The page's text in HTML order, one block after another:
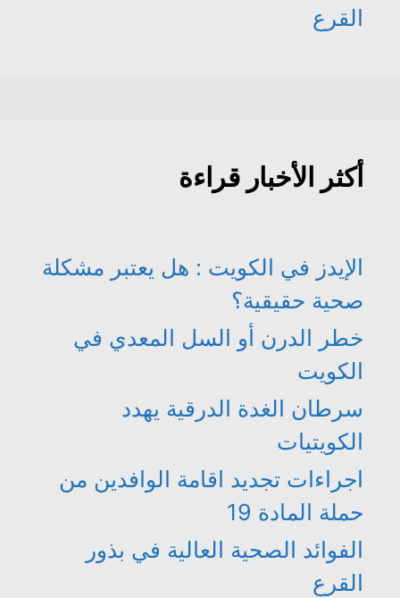
القرع
أكثر الأخبار قراءة
الإيدز في الكويت : هل يعتبر مشكلة
صحية حقيقية؟
خطر الدرن أو السل المعدي في
الكويت
سرطان الغدة الدرقية يهدد
الكويتيات
اجراءات تجديد اقامة الوافدين من
حملة المادة 19
الفوائد الصحية العالية في بذور
القرع